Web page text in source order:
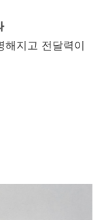
지고 전달력이